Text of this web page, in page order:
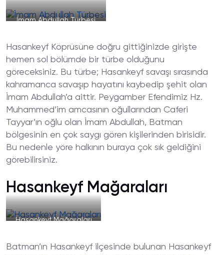
İmam Abdullah Türbesi
Hasankeyf Köprüsüne doğru gittiğinizde girişte
hemen sol bölümde bir türbe olduğunu
göreceksiniz. Bu türbe; Hasankeyf savaşı sırasında
kahramanca savaşıp hayatını kaybedip şehit olan
İmam Abdullah’a aittir. Peygamber Efendimiz Hz.
Muhammed’im amcasının oğullarından Caferi
Tayyar’ın oğlu olan İmam Abdullah, Batman
bölgesinin en çok saygı gören kişilerinden birisidir.
Bu nedenle yöre halkının buraya çok sık geldiğini
görebilirsiniz.
Hasankeyf Mağaraları
Hasankeyf Mağaraları
Batman’ın Hasankeyf ilçesinde bulunan Hasankeyf